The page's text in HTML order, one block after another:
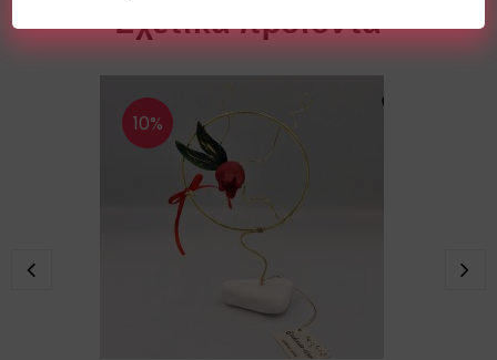
Σχετικά προϊόντα
10%